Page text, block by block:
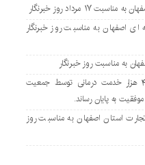
مرداد روز خبرنگار
اصفهان به مناسبت روز خبرنگار
به مناسبت روز خبرنگار
درمانگاه «نبأ» نجف با ارائه نزدیک به ۴۰ هزار خدمت درمانی توسط جمعیت
به پایان رساند.
استان اصفهان به مناسبت روز